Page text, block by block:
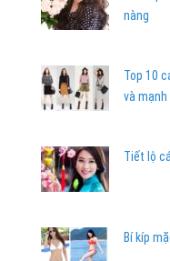
nàng
Top 10
và mạnh
Tiết lộ
Bí kíp